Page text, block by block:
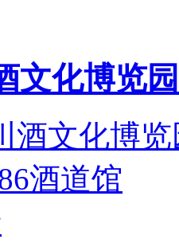
文化博览园
酒文化博览
酒道馆